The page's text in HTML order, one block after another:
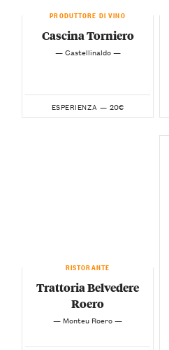
PRODUTTORE DI VINO
Cascina Torniero
— Castellinaldo —
ESPERIENZA — 20€
RISTORANTE
Trattoria Belvedere
Roero
— Monteu Roero —